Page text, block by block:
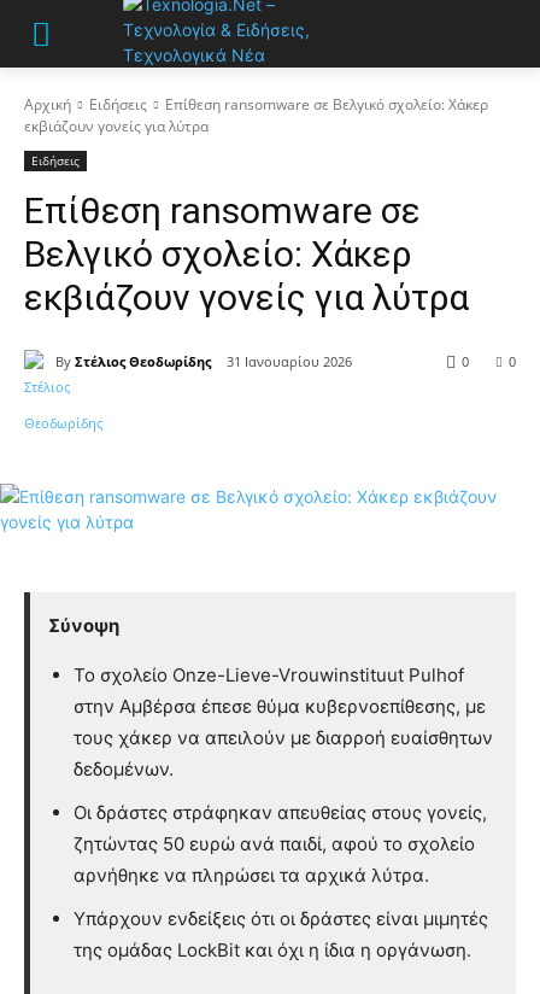
Αρχική Ειδήσεις
Επίθεση ransomware σε Βελγικό σχολείο: Χάκερ
εκβιάζουν γονείς για λύτρα
Ειδήσεις
Επίθεση ransomware σε
Βελγικό σχολείο: Χάκερ
εκβιάζουν γονείς για λύτρα
By Στέλιος Θεοδωρίδης 31 Ιανουαρίου 2026 0
0
Σύνοψη
Το σχολείο Onze-Lieve-Vrouwinstituut Pulhof
στην Αμβέρσα έπεσε θύμα κυβερνοεπίθεσης, με
τους χάκερ να απειλούν με διαρροή ευαίσθητων
δεδομένων.
Οι δράστες στράφηκαν απευθείας στους γονείς,
ζητώντας 50 ευρώ ανά παιδί, αφού το σχολείο
αρνήθηκε να πληρώσει τα αρχικά λύτρα.
Υπάρχουν ενδείξεις ότι οι δράστες είναι μιμητές
της ομάδας LockBit και όχι η ίδια η οργάνωση.